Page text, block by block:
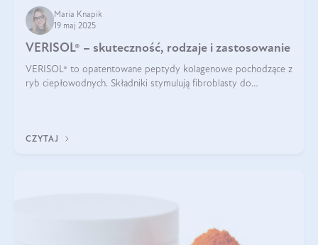
Maria Knapik
19 maj 2025
VERISOL® – skuteczność, rodzaje i zastosowanie
VERISOL® to opatentowane peptydy kolagenowe pochodzące z
ryb ciepłowodnych. Składniki stymulują fibroblasty do
CZYTAJ